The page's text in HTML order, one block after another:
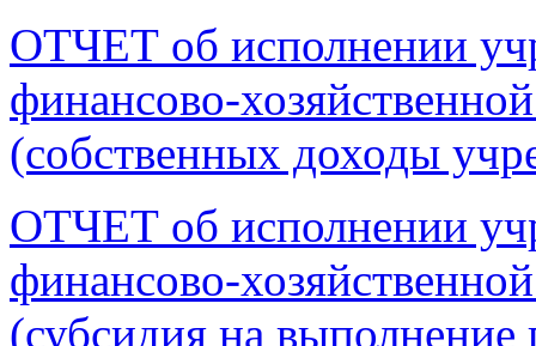
ОТЧЕТ об исполнении
финансово-
(собственных доходы
ОТЧЕТ об исполнении
финансово-
(субсидия на выполнение